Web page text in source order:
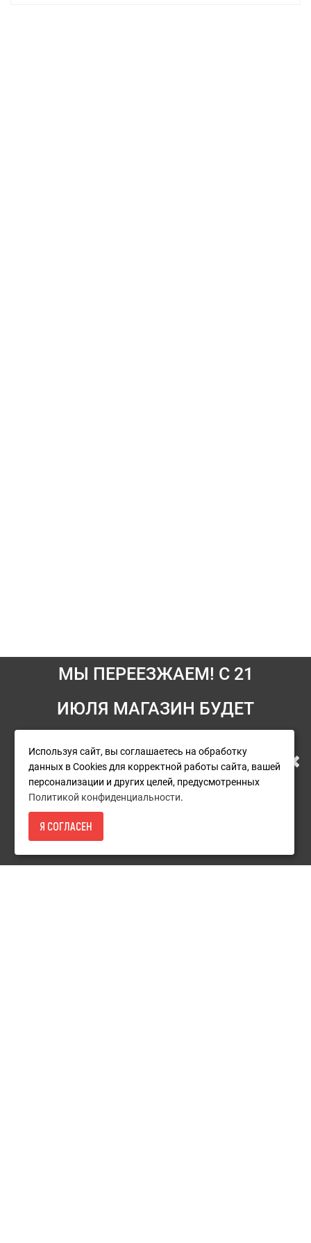
МЫ ПЕРЕЕЗЖАЕМ! С 21
ИЮЛЯ МАГАЗИН БУДЕТ
РАБОТАТЬ ПО НОВОМУ
АДРЕСУ. ПОДРОБНАЯ
ИНФОРМАЦИЯ О ПЕРЕЕЗДЕ
Информация
Условия возврата
О компании
Доставка
Гарантия и сервис
Политика конфиденциальности
Используя сайт, вы соглашаетесь на обработку
данных в Cookies для корректной работы сайта, вашей
персонализации и других целей, предусмотренных
Политикой конфиденциальности.
Я СОГЛАСЕН